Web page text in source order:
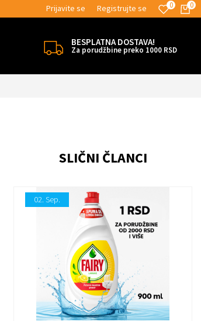
MOGUĆNOST BESPLATNE ISPORUKE! 0
0
Prijavite se Registrujte se
BESPLATNA DOSTAVA!
Za porudžbine preko 1000 RSD
SLIČNI ČLANCI
02. Sep.